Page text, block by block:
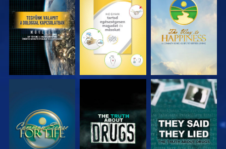
MŰSORNÉZÉS MŰSORNÉZÉS MŰSORNÉZÉS
MŰSORNÉZÉS MŰSORNÉZÉS MŰSORNÉZÉS